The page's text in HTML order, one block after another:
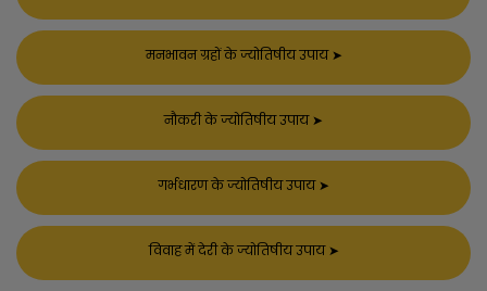
मनभावन ग्रहों के ज्योतिषीय उपाय➤
नौकरी के ज्योतिषीय उपाय➤
गर्भधारण के ज्योतिषीय उपाय➤
विवाह में देरी के ज्योतिषीय उपाय➤